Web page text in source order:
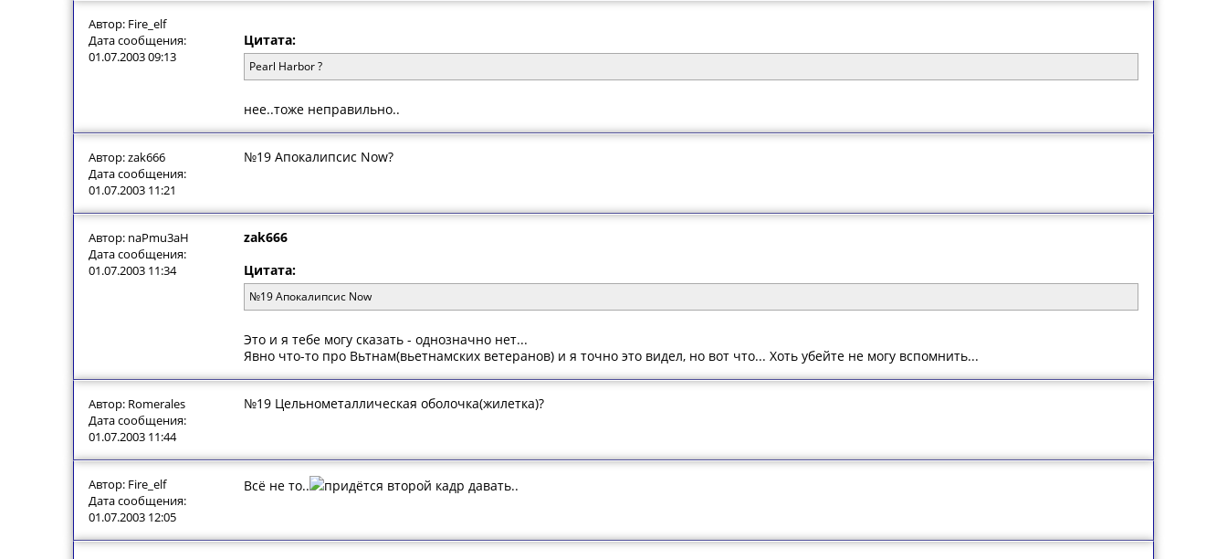
Автор: Fire_elf
Дата сообщения:
01.07.2003 09:13
Цитата:
Pearl Harbor ?
нее..тоже неправильно..
Автор: zak666
Дата сообщения:
01.07.2003 11:21
№19 Апокалипсис Now?
Автор: naPmu3aH
Дата сообщения:
01.07.2003 11:34
zak666
Цитата:
№19 Апокалипсис Now
Это и я тебе могу сказать - однозначно нет...
Явно что-то про Вьтнам(вьетнамских ветеранов) и я точно это видел, но вот что... Хоть убейте не могу вспомнить...
Автор: Romerales
Дата сообщения:
01.07.2003 11:44
№19 Цельнометаллическая оболочка(жилетка)?
Автор: Fire_elf
Дата сообщения:
01.07.2003 12:05
Всё не то.. придётся второй кадр давать..